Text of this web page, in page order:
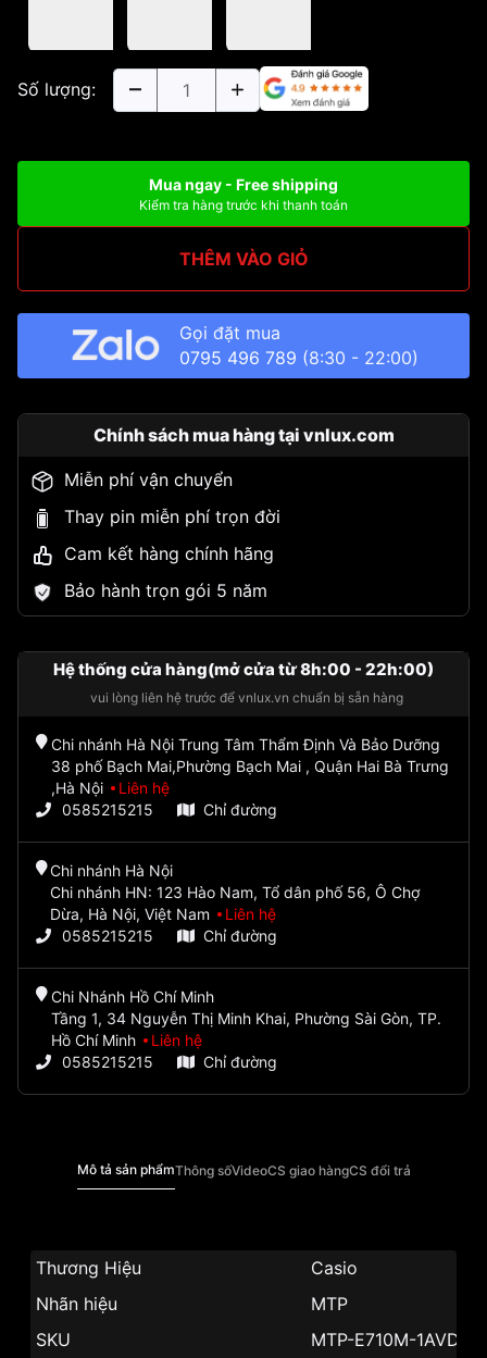
Số lượng:
Mua ngay - Free shipping
Kiểm tra hàng trước khi thanh toán
THÊM VÀO GIỎ
Gọi đặt mua
0795 496 789 (8:30 - 22:00)
Chính sách mua hàng tại vnlux.com
Miễn phí vận chuyển
Thay pin miễn phí trọn đời
Cam kết hàng chính hãng
Bảo hành trọn gói 5 năm
Hệ thống cửa hàng(mở cửa từ 8h:00 - 22h:00)
vui lòng liên hệ trước để vnlux.vn chuẩn bị sẵn hàng
Chi nhánh Hà Nội Trung Tâm Thẩm Định Và Bảo Dưỡng
38 phố Bạch Mai,Phường Bạch Mai , Quận Hai Bà Trưng
,Hà Nội
Liên hệ
0585215215
Chỉ đường
Chi nhánh Hà Nội
Chi nhánh HN: 123 Hào Nam, Tổ dân phố 56, Ô Chợ
Dừa, Hà Nội, Việt Nam
Liên hệ
0585215215
Chỉ đường
Chi Nhánh Hồ Chí Minh
Tầng 1, 34 Nguyễn Thị Minh Khai, Phường Sài Gòn, TP.
Hồ Chí Minh
Liên hệ
0585215215
Chỉ đường
Mô tả sản phẩmThông sốVideoCS giao hàngCS đổi trả
Thương Hiệu
Casio
Nhãn hiệu
MTP
SKU
MTP-E710M-1AVDF